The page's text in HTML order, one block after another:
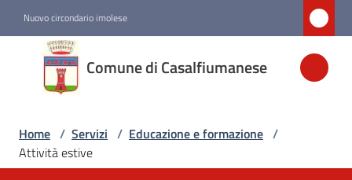
Nuovo circondario imolese
Comune di Casalfiumanese
Comune di
Casalfiumanese
Amministrazione
Home / Servizi / Educazione e formazione /
Attività estive